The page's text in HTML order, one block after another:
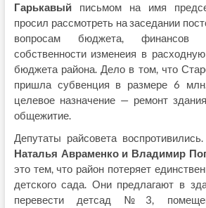
Гарькавыйписьмом на имя
просил рассмотреть на заседании
вопросам бюджета, финансов
собственности изменеия в
бюджета района. Дело в том, что
пришла субвенция в размере 6
целевое назначение — ремонт
общежитие.
Депутаты райсовета
Наталья Авраменко и Владимир
это тем, что район потеряет
детского сада. Они предлагают в
перевести детсад №3,